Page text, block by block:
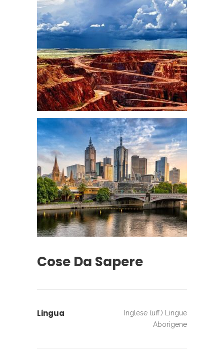
Cose Da Sapere
Lingua
Inglese (uff.) Lingue
Aborigene